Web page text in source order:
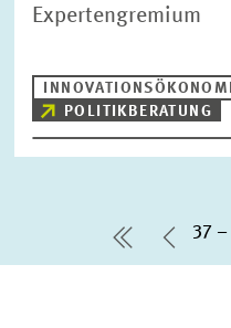
Expertengremium
POLITIKBERATUNG
erste Seite
37 –